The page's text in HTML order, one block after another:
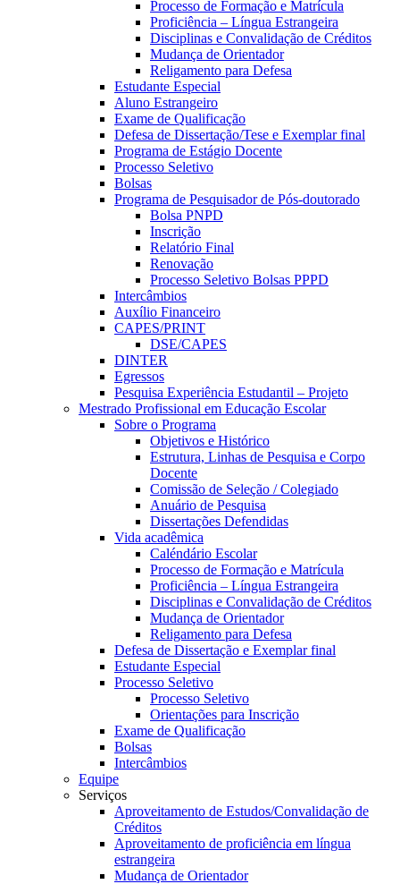
Processo de Formação e Matrícula
Proficiência – Língua Estrangeira
Disciplinas e Convalidação de Créditos
Mudança de Orientador
Religamento para Defesa
Estudante Especial
Aluno Estrangeiro
Exame de Qualificação
Defesa de Dissertação/Tese e Exemplar final
Programa de Estágio Docente
Processo Seletivo
Bolsas
Programa de Pesquisador de Pós-doutorado
Bolsa PNPD
Inscrição
Relatório Final
Renovação
Processo Seletivo Bolsas PPPD
Intercâmbios
Auxílio Financeiro
CAPES/PRINT
DSE/CAPES
DINTER
Egressos
Pesquisa Experiência Estudantil – Projeto
Mestrado Profissional em Educação Escolar
Sobre o Programa
Objetivos e Histórico
Estrutura, Linhas de Pesquisa e Corpo
Docente
Comissão de Seleção / Colegiado
Anuário de Pesquisa
Dissertações Defendidas
Vida acadêmica
Caléndário Escolar
Processo de Formação e Matrícula
Proficiência – Língua Estrangeira
Disciplinas e Convalidação de Créditos
Mudança de Orientador
Religamento para Defesa
Defesa de Dissertação e Exemplar final
Estudante Especial
Processo Seletivo
Processo Seletivo
Orientações para Inscrição
Exame de Qualificação
Bolsas
Intercâmbios
Equipe
Serviços
Aproveitamento de Estudos/Convalidação de
Créditos
Aproveitamento de proficiência em língua
estrangeira
Mudança de Orientador